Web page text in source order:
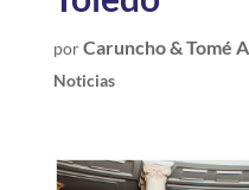
porCaruncho & Tomé
Noticias